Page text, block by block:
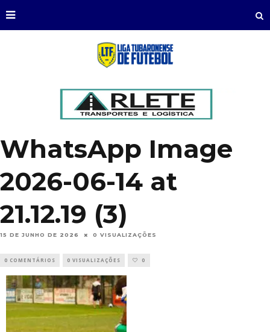
WhatsApp Image
2026-06-14 at
21.12.19 (3)
15 DE JUNHO DE 2026 0 VISUALIZAÇÕES
0 COMENTÁRIOS 0 VISUALIZAÇÕES 0